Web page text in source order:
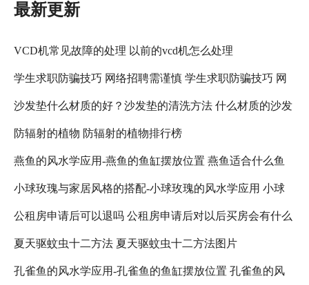
最新更新
VCD机常见故障的处理 以前的vcd机怎么处理
学生求职防骗技巧 网络招聘需谨慎 学生求职防骗技巧 网
络招聘需注意什么
沙发垫什么材质的好？沙发垫的清洗方法 什么材质的沙发
垫比较好
防辐射的植物 防辐射的植物排行榜
燕鱼的风水学应用-燕鱼的鱼缸摆放位置 燕鱼适合什么鱼
缸
小球玫瑰与家居风格的搭配-小球玫瑰的风水学应用 小球
玫瑰怎么养更好看
公租房申请后可以退吗 公租房申请后对以后买房会有什么
影响吗 公租房退租以后,还可以在申请吗?
夏天驱蚊虫十二方法 夏天驱蚊虫十二方法图片
孔雀鱼的风水学应用-孔雀鱼的鱼缸摆放位置 孔雀鱼的风